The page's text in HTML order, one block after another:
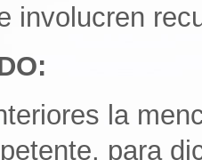
involucren
la
para